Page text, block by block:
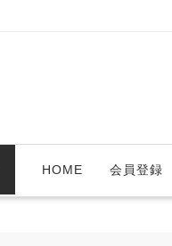
HOME 会員登録